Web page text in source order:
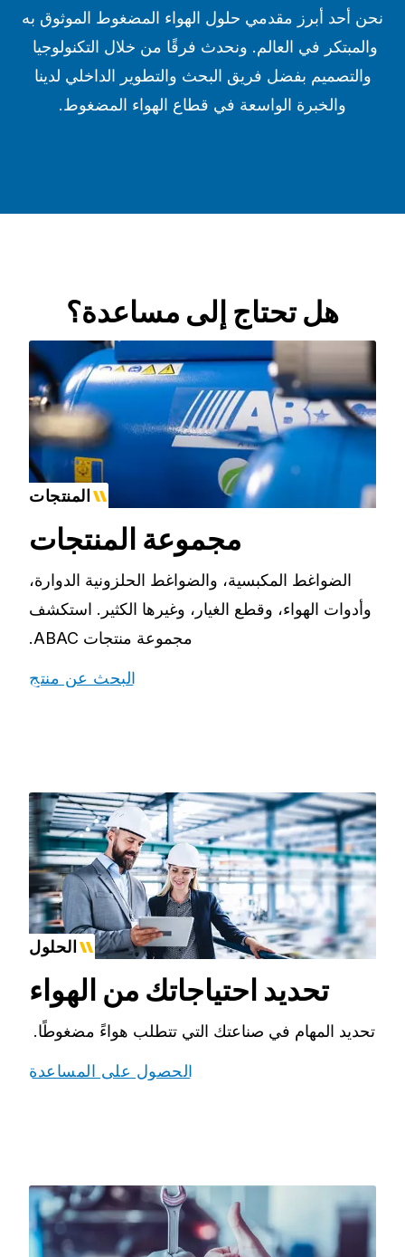
نحن أحد أبرز مقدمي حلول الهواء المضغوط الموثوق به
والمبتكر في العالم. ونحدث فرقًا من خلال التكنولوجيا
والتصميم بفضل فريق البحث والتطوير الداخلي لدينا
والخبرة الواسعة في قطاع الهواء المضغوط.
هل تحتاج إلى مساعدة؟
المنتجات
مجموعة المنتجات
الضواغط المكبسية، والضواغط الحلزونية الدوارة،
وأدوات الهواء، وقطع الغيار، وغيرها الكثير. استكشف
مجموعة منتجات ABAC.
البحث عن منتج
الحلول
تحديد احتياجاتك من الهواء
تحديد المهام في صناعتك التي تتطلب هواءً مضغوطًا.
الحصول على المساعدة